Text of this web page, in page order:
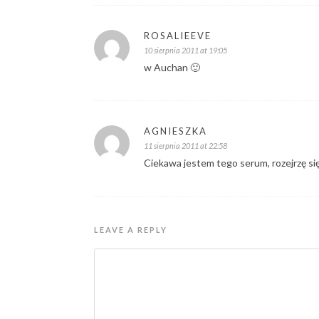
ROSALIEEVE
10 sierpnia 2011 at 19:05
w Auchan 🙂
AGNIESZKA
11 sierpnia 2011 at 22:58
Ciekawa jestem tego serum, rozejrzę
LEAVE A REPLY